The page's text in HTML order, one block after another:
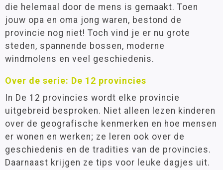
die helemaal door de mens is gemaakt. Toen
jouw opa en oma jong waren, bestond de
provincie nog niet! Toch vind je er nu grote
steden, spannende bossen, moderne
windmolens en veel geschiedenis.
Over de serie: De 12 provincies
In De 12 provincies wordt elke provincie
uitgebreid besproken. Niet alleen lezen kinderen
over de geografische kenmerken en hoe mensen
er wonen en werken; ze leren ook over de
geschiedenis en de tradities van de provincies.
Daarnaast krijgen ze tips voor leuke dagjes uit.